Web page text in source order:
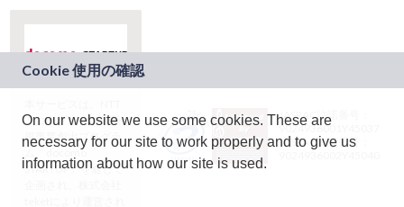
ドコモグループの新
規事業創出プログラ
ム「docomo
STARTUP」を通じて
JASRAC許諾番号：
9024936001Y45037
JASRAC許諾番号：
On our website we use some cookies. These are
necessary for our site to work properly and to give us
information about how our site is used.